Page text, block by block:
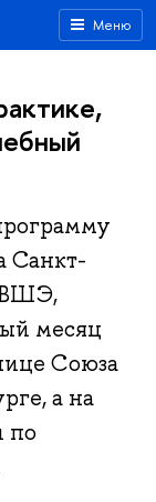
Меню
Санкт-
ВШЭ,
месяц
Союза
а на
по